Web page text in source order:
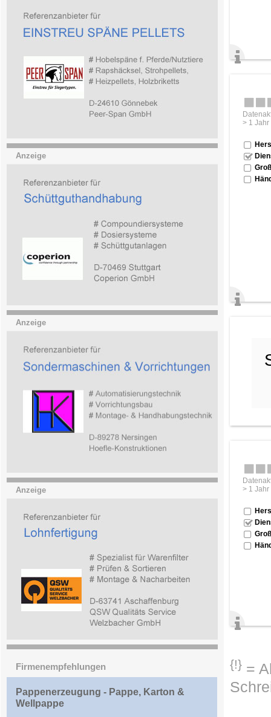
Anzeige
Anzeige
Anzeige
Firmenempfehlungen
Pappenerzeugung - Pappe, Karton &
Wellpappe
> 1 Jahr
> 1 Jahr
{!} =